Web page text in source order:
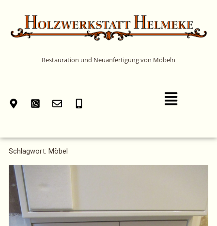
springen
Restauration und Neuanfertigung von Möbeln
Main
Menu
Schlagwort: Möbel